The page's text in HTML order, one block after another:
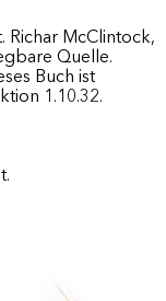
Richar McClintock,
Quelle.
Buch ist
1.10.32.